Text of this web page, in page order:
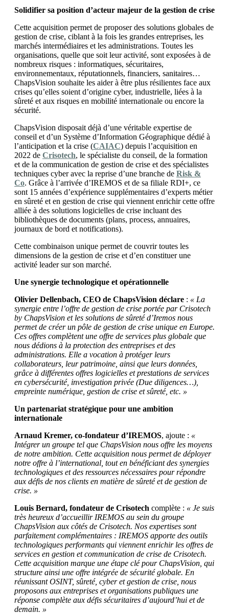
Solidifier sa position d’acteur majeur de la gestion de crise
Cette acquisition permet de proposer des solutions globales de
gestion de crise, ciblant à la fois les grandes entreprises, les
marchés intermédiaires et les administrations. Toutes les
organisations, quelle que soit leur activité, sont exposées à de
nombreux risques : informatiques, sécuritaires,
environnementaux, réputationnels, financiers, sanitaires…
ChapsVision souhaite les aider à être plus résilientes face aux
crises qu’elles soient d’origine cyber, industrielle, liées à la
sûreté et aux risques en mobilité internationale ou encore la
sécurité.
ChapsVision disposait déjà d’une véritable expertise de
conseil et d’un Système d’Information Géographique dédié à
l’anticipation et la crise (CAIAC) depuis l’acquisition en
2022 de Crisotech, le spécialiste du conseil, de la formation
et de la communication de gestion de crise et des spécialistes
techniques cyber avec la reprise d’une branche de Risk &
Co. Grâce à l’arrivée d’IREMOS et de sa filiale RDI+, ce
sont 15 années d’expérience supplémentaires d’experts métier
en sûreté et en gestion de crise qui viennent enrichir cette offre
alliée à des solutions logicielles de crise incluant des
bibliothèques de documents (plans, process, annuaires,
journaux de bord et notifications).
Cette combinaison unique permet de couvrir toutes les
dimensions de la gestion de crise et d’en constituer une
activité leader sur son marché.
Une synergie technologique et opérationnelle
Olivier Dellenbach, CEO de ChapsVision déclare : « La
synergie entre l’offre de gestion de crise portée par Crisotech
by ChapsVision et les solutions de sûreté d’Iremos nous
permet de créer un pôle de gestion de crise unique en Europe.
Ces offres complètent une offre de services plus globale que
nous dédions à la protection des entreprises et des
administrations. Elle a vocation à protéger leurs
collaborateurs, leur patrimoine, ainsi que leurs données,
grâce à différentes offres logicielles et prestations de services
en cybersécurité, investigation privée (Due diligences…),
empreinte numérique, gestion de crise et sûreté, etc. »
Un partenariat stratégique pour une ambition
internationale
Arnaud Kremer, co-fondateur d’IREMOS, ajoute : «
Intégrer un groupe tel que ChapsVision nous offre les moyens
de notre ambition. Cette acquisition nous permet de déployer
notre offre à l’international, tout en bénéficiant des synergies
technologiques et des ressources nécessaires pour répondre
aux défis de nos clients en matière de sûreté et de gestion de
crise. »
Louis Bernard, fondateur de Crisotech complète : « Je suis
très heureux d’accueillir IREMOS au sein du groupe
ChapsVision aux côtés de Crisotech. Nos expertises sont
parfaitement complémentaires : IREMOS apporte des outils
technologiques performants qui viennent enrichir les offres de
services en gestion et communication de crise de Crisotech.
Cette acquisition marque une étape clé pour ChapsVision, qui
structure ainsi une offre intégrée de sécurité globale. En
réunissant OSINT, sûreté, cyber et gestion de crise, nous
proposons aux entreprises et organisations publiques une
réponse complète aux défis sécuritaires d’aujourd’hui et de
demain. »